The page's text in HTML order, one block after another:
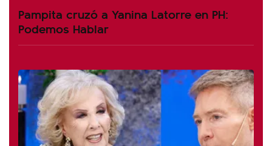
Pampita cruzó a Yanina Latorre en PH:
Podemos Hablar